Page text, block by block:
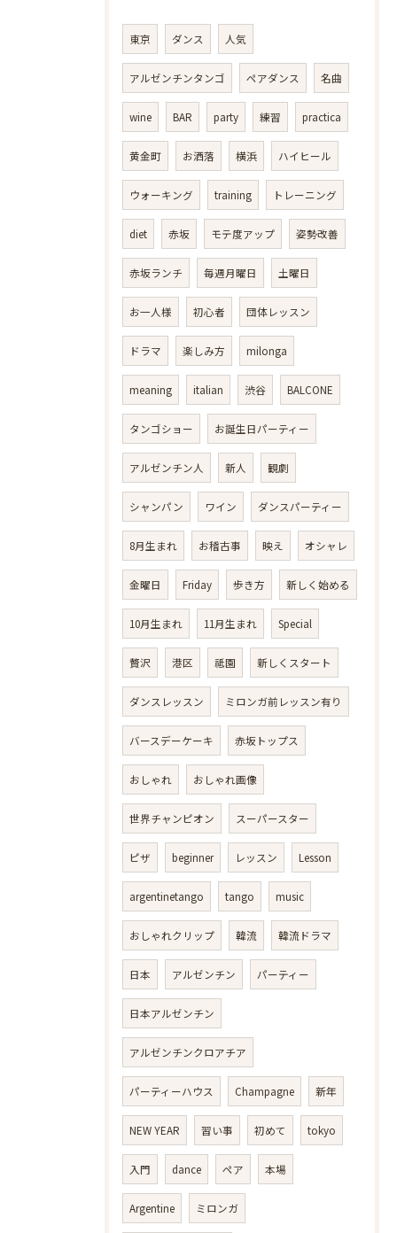
東京 ダンス 人気
アルゼンチンタンゴ ペアダンス 名曲
wine BAR party 練習 practica
黄金町 お洒落 横浜 ハイヒール
ウォーキング training トレーニング
diet 赤坂 モテ度アップ 姿勢改善
赤坂ランチ 毎週月曜日 土曜日
お一人様 初心者 団体レッスン
ドラマ 楽しみ方 milonga
meaning italian 渋谷 BALCONE
タンゴショー お誕生日パーティー
アルゼンチン人 新人 観劇
シャンパン ワイン ダンスパーティー
8月生まれ お稽古事 映え オシャレ
金曜日 Friday 歩き方 新しく始める
10月生まれ 11月生まれ Special
贅沢 港区 祗園 新しくスタート
ダンスレッスン ミロンガ前レッスン有り
バースデーケーキ 赤坂トップス
おしゃれ おしゃれ画像
世界チャンピオン スーパースター
ピザ beginner レッスン Lesson
argentinetango tango music
おしゃれクリップ 韓流 韓流ドラマ
日本 アルゼンチン パーティー
日本アルゼンチン
アルゼンチンクロアチア
パーティーハウス Champagne 新年
NEW YEAR 習い事 初めて tokyo
入門 dance ペア 本場
Argentine ミロンガ